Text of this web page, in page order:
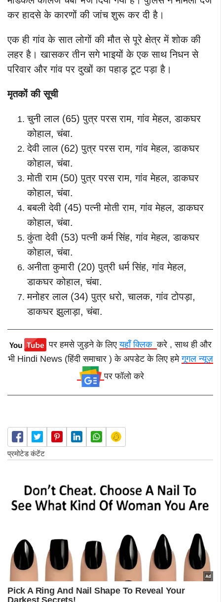
कर हादसे के कारणों की जांच शुरू कर दी है।
एक ही गांव के सात लोगों की मौत से पूरे क्षेत्र में शोक की
लहर है। खासकर तीन सगे भाइयों के एक साथ निधन से
परिवार और गांव पर दुखों का पहाड़ टूट पड़ा है।
मृतकों की सूची
चुनी लाल (65) पुत्र परस राम, गांव मेहल, डाकघर
कोहाल, चंबा.
देवी लाल (62) पुत्र परस राम, गांव मेहल, डाकघर
कोहाल, चंबा.
मोती राम (50) पुत्र परस राम, गांव मेहल, डाकघर
कोहाल, चंबा.
बबली देवी (45) पत्नी मोती राम, गांव मेहल, डाकघर
कोहाल, चंबा.
कुंता देवी (53) पत्नी कर्म सिंह, गांव मेहल, डाकघर
कोहाल, चंबा.
अनीता कुमारी (20) पुत्री धर्म सिंह, गांव मेहल,
डाकघर कोहाल, चंबा.
मनोहर लाल (34) पुत्र धरो, चालक, गांव टोपड़ा,
डाकघर झुलाड़ा, चंबा.
पर हमसे जुड़ने के लिएयहाँ क्लिककरे , साथ ही और
भी Hindi News (हिंदी समाचार ) के अपडेट के लिए हमेगूगल न्यूज़
पर फॉलो करे